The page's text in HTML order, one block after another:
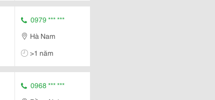
0979 *** ***
Hà Nam
>1 năm
0968 *** ***